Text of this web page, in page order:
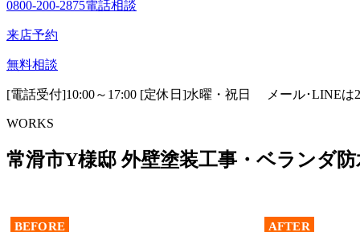
0800-200-2875電話相談
来店予約
無料相談
[電話受付]10:00～17:00 [定休日]水曜・祝日 メール･LINEは
WORKS
常滑市Y様邸 外壁塗装工事・ベランダ
AFTER
BEFORE